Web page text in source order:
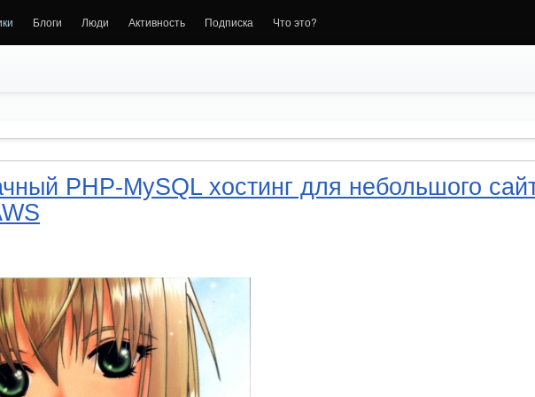
Блоги Люди Активность Подписка Что это?
PHP-MySQL хостинг для небольшого